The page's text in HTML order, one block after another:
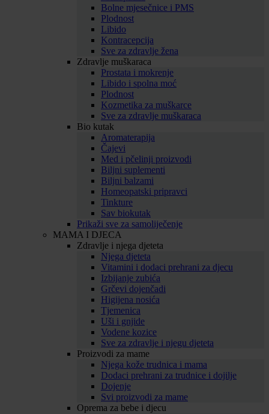
Bolne mjesečnice i PMS
Plodnost
Libido
Kontracepcija
Sve za zdravlje žena
Zdravlje muškaraca
Prostata i mokrenje
Libido i spolna moć
Plodnost
Kozmetika za muškarce
Sve za zdravlje muškaraca
Bio kutak
Aromaterapija
Čajevi
Med i pčelinji proizvodi
Biljni suplementi
Biljni balzami
Homeopatski pripravci
Tinkture
Sav biokutak
Prikaži sve za samoliječenje
MAMA I DJECA
Zdravlje i njega djeteta
Njega djeteta
Vitamini i dodaci prehrani za djecu
Izbijanje zubića
Grčevi dojenčadi
Higijena nosića
Tjemenica
Uši i gnjide
Vodene kozice
Sve za zdravlje i njegu djeteta
Proizvodi za mame
Njega kože trudnica i mama
Dodaci prehrani za trudnice i dojilje
Dojenje
Svi proizvodi za mame
Oprema za bebe i djecu